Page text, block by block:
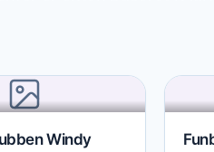
Windy